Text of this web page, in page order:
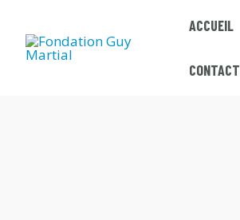
content
ACCUEIL
CONTACT